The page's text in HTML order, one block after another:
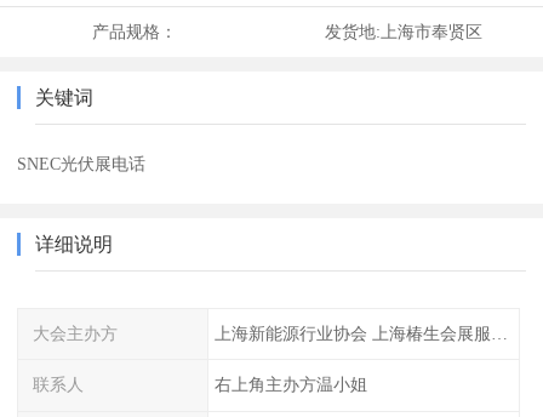
产品规格： 发货地:上海市奉贤区
关键词
SNEC光伏展电话
详细说明
大会主办方
联系人 右上角主办方温小姐